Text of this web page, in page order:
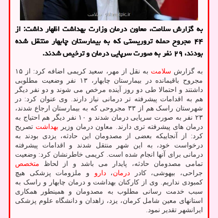
به گزارش سلامت، معاون درمان وزارت بهداشت اظهار داشت: از
۴۴ مجروح حمله تروریستی که به بیمارستان چابهار منتقل شده
بودند، ۲۹ نفر به صورت سرپایی درمان و ترخیص شدند.
به گزارش سلامت
به نقل از مهر، سعید کریمی اضافه کرد: از ۱۵
مجروح باقیمانده در بیمارستان چابهار، ۱۳ نفر وضعیت مطلوبی
داشتند و احتمالا طی دو روز آینده مرخص می شوند و دو نفر دیگر
هم به اقدامات پیشرفته تر درمانی نیاز دارند. وی عنوان کرد: در
شهرستان راسک هم از ۳۳ مجروحی که به بیمارستان ارجاع شدند،
۲۳ نفر به صورت سرپایی درمان شدند و ۱۰ نفر دیگر هم احتیاج به
درمان های پیشرفته تری دارند. معاون درمان وزیر بهداشت تصریح
کرد: از آنجاییکه بعضی از مصدومان این حادثه، یزدی بودند به
درخواست خود، به این شهر منتقل شدند و اقدامات پیشرفته
درمانی برای آنها انجام شده است. کریمی خاطرنشان کرد: وضعیت
تمامی مصدومان حادثه، پایدار می باشد و از لحاظ متخصص
جراحی، بیهوشی، کادر درمان،دارو و ملزومات پزشکی هیچ
کمبودی نداریم. وی از کارکنان بهداشت و درمان چابهار و راسک به
سبب خدمت رسانی مطلوب به مصدومان و همینطور همکاری
استانهای معین شامل کرمان، یزد، زاهدان و دانشگاه علوم پزشکی
ایرانشهر تقدیر نمود.